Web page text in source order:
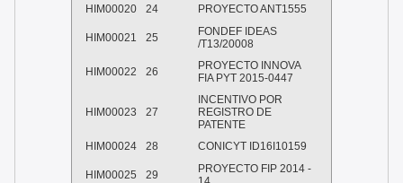
HIM00020
24 PROYECTO ANT1555
HIM00021 25
FONDEF IDEAS
/T13/20008
HIM00022 26
PROYECTO INNOVA
FIA PYT 2015-0447
HIM00023 27
INCENTIVO POR
REGISTRO DE
PATENTE
HIM00024
28 CONICYT ID16I10159
HIM00025 29
PROYECTO FIP 2014 -